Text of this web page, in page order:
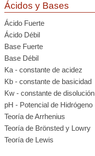
Ácidos y Bases
Ácido Fuerte
Ácido Débil
Base Fuerte
Base Débil
Ka - constante de acidez
Kb - constante de basicidad
Kw - constante de disolución
pH - Potencial de Hidrógeno
Teoría de Arrhenius
Teoría de Brönsted y Lowry
Teoría de Lewis